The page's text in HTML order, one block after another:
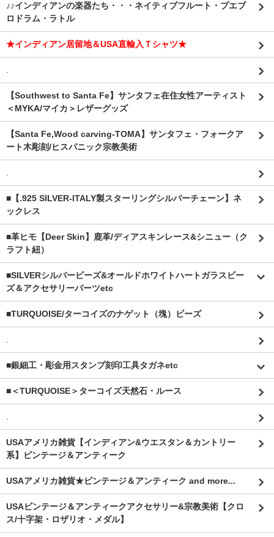
♪♪インディアンの楽器たち・・・ネイティブフルート・プエブ
ロドラム・ラトル
★インディアン居留地＆USA直輸入Ｔシャツ★
.
【Southwest to Santa Fe】サンタフェ在住女性アーティスト
＜MYKA/マイカ＞レザーグッズ
【Santa Fe,Wood carving-TOMA】サンタフェ・フォークア
ート木彫刻/ヒスパニック宗教美術
.
■【.925 SILVER-ITALY製スターリングシルバーチェーン】ネ
ックレス
■革ヒモ【Deer Skin】鹿革/ディアスキンレース&シニュー（ク
ラフト紐）
■SILVERシルバービーズ&オールドホワイトハートガラスビー
ズ＆アクセサリーパーツetc
■TURQUOISE/ターコイズのナゲット（塊）ビーズ
.
■銀細工・彫金用スタンプ刻印工具タガネetc
■＜TURQUOISE＞ターコイズ天然石・ルース
.
USAアメリカ雑貨【インディアン&ウエスタン＆カントリー
系】ビンテージ＆アンティーク
USAアメリカ雑貨★ビンテージ＆アンティーク and more...
USAビンテージ＆アンティークアクセサリー&宗教美術【クロ
ス/十字架・ロザリオ・メダル】